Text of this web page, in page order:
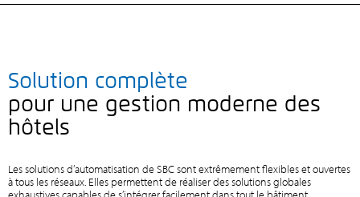
Solution complète
pour une gestion moderne des
hôtels
Les solutions d’automatisation de SBC sont extrêmement flexibles et ouvertes
à tous les réseaux. Elles permettent de réaliser des solutions globales